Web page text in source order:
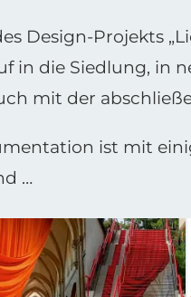
Design-Projekts
in die Siedlung, in
mit der
ist mit
…